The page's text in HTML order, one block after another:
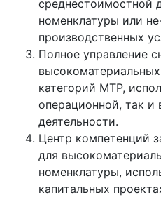
среднестоимостной
номенклатуры или
производственных
Полное управление
категорий МТР,
операционной, так и
деятельности.
Центр компетенций
для
номенклатуры,
капитальных